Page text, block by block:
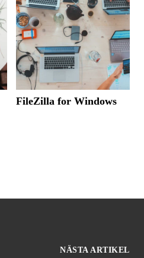
FileZilla for Windows
NÄSTA ARTIKEL